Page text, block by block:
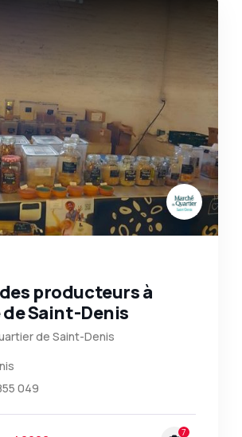
producteurs à
de Saint-Denis
de Saint-Denis
049
7